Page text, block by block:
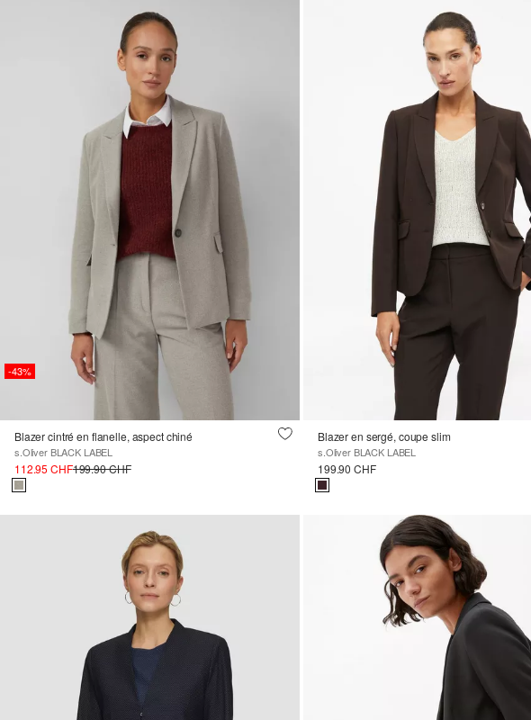
-43%
Blazer cintré en flanelle, aspect chiné
s.Oliver BLACK LABEL
112.95 CHF199.90 CHF
Blazer en sergé, coupe slim
s.Oliver BLACK LABEL
199.90 CHF